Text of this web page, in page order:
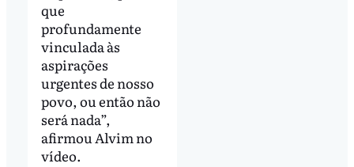
que
profundamente
vinculada às
aspirações
urgentes de nosso
povo, ou então não
será nada”,
afirmou Alvim no
vídeo.